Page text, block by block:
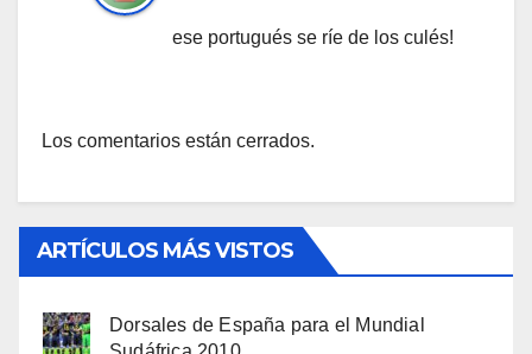
ese portugués se ríe de los culés!
Los comentarios están cerrados.
ARTÍCULOS MÁS VISTOS
Dorsales de España para el Mundial